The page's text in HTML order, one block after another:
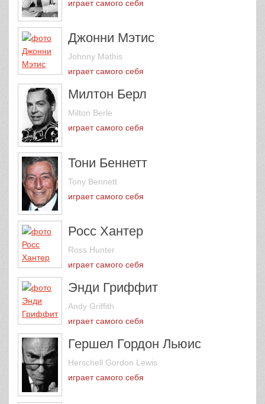
играет самого себя
Джонни Мэтис
Johnny Mathis
играет самого себя
Милтон Берл
Milton Berle
играет самого себя
Тони Беннетт
Tony Bennett
играет самого себя
Росс Хантер
Ross Hunter
играет самого себя
Энди Гриффит
Andy Griffith
играет самого себя
Гершел Гордон Льюис
Herschell Gordon Lewis
играет самого себя